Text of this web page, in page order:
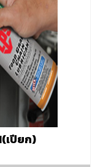
เปียก)